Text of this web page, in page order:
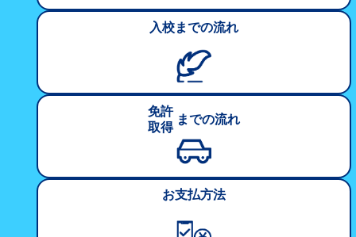
入校までの流れ
免許
取得
までの流れ
お支払方法